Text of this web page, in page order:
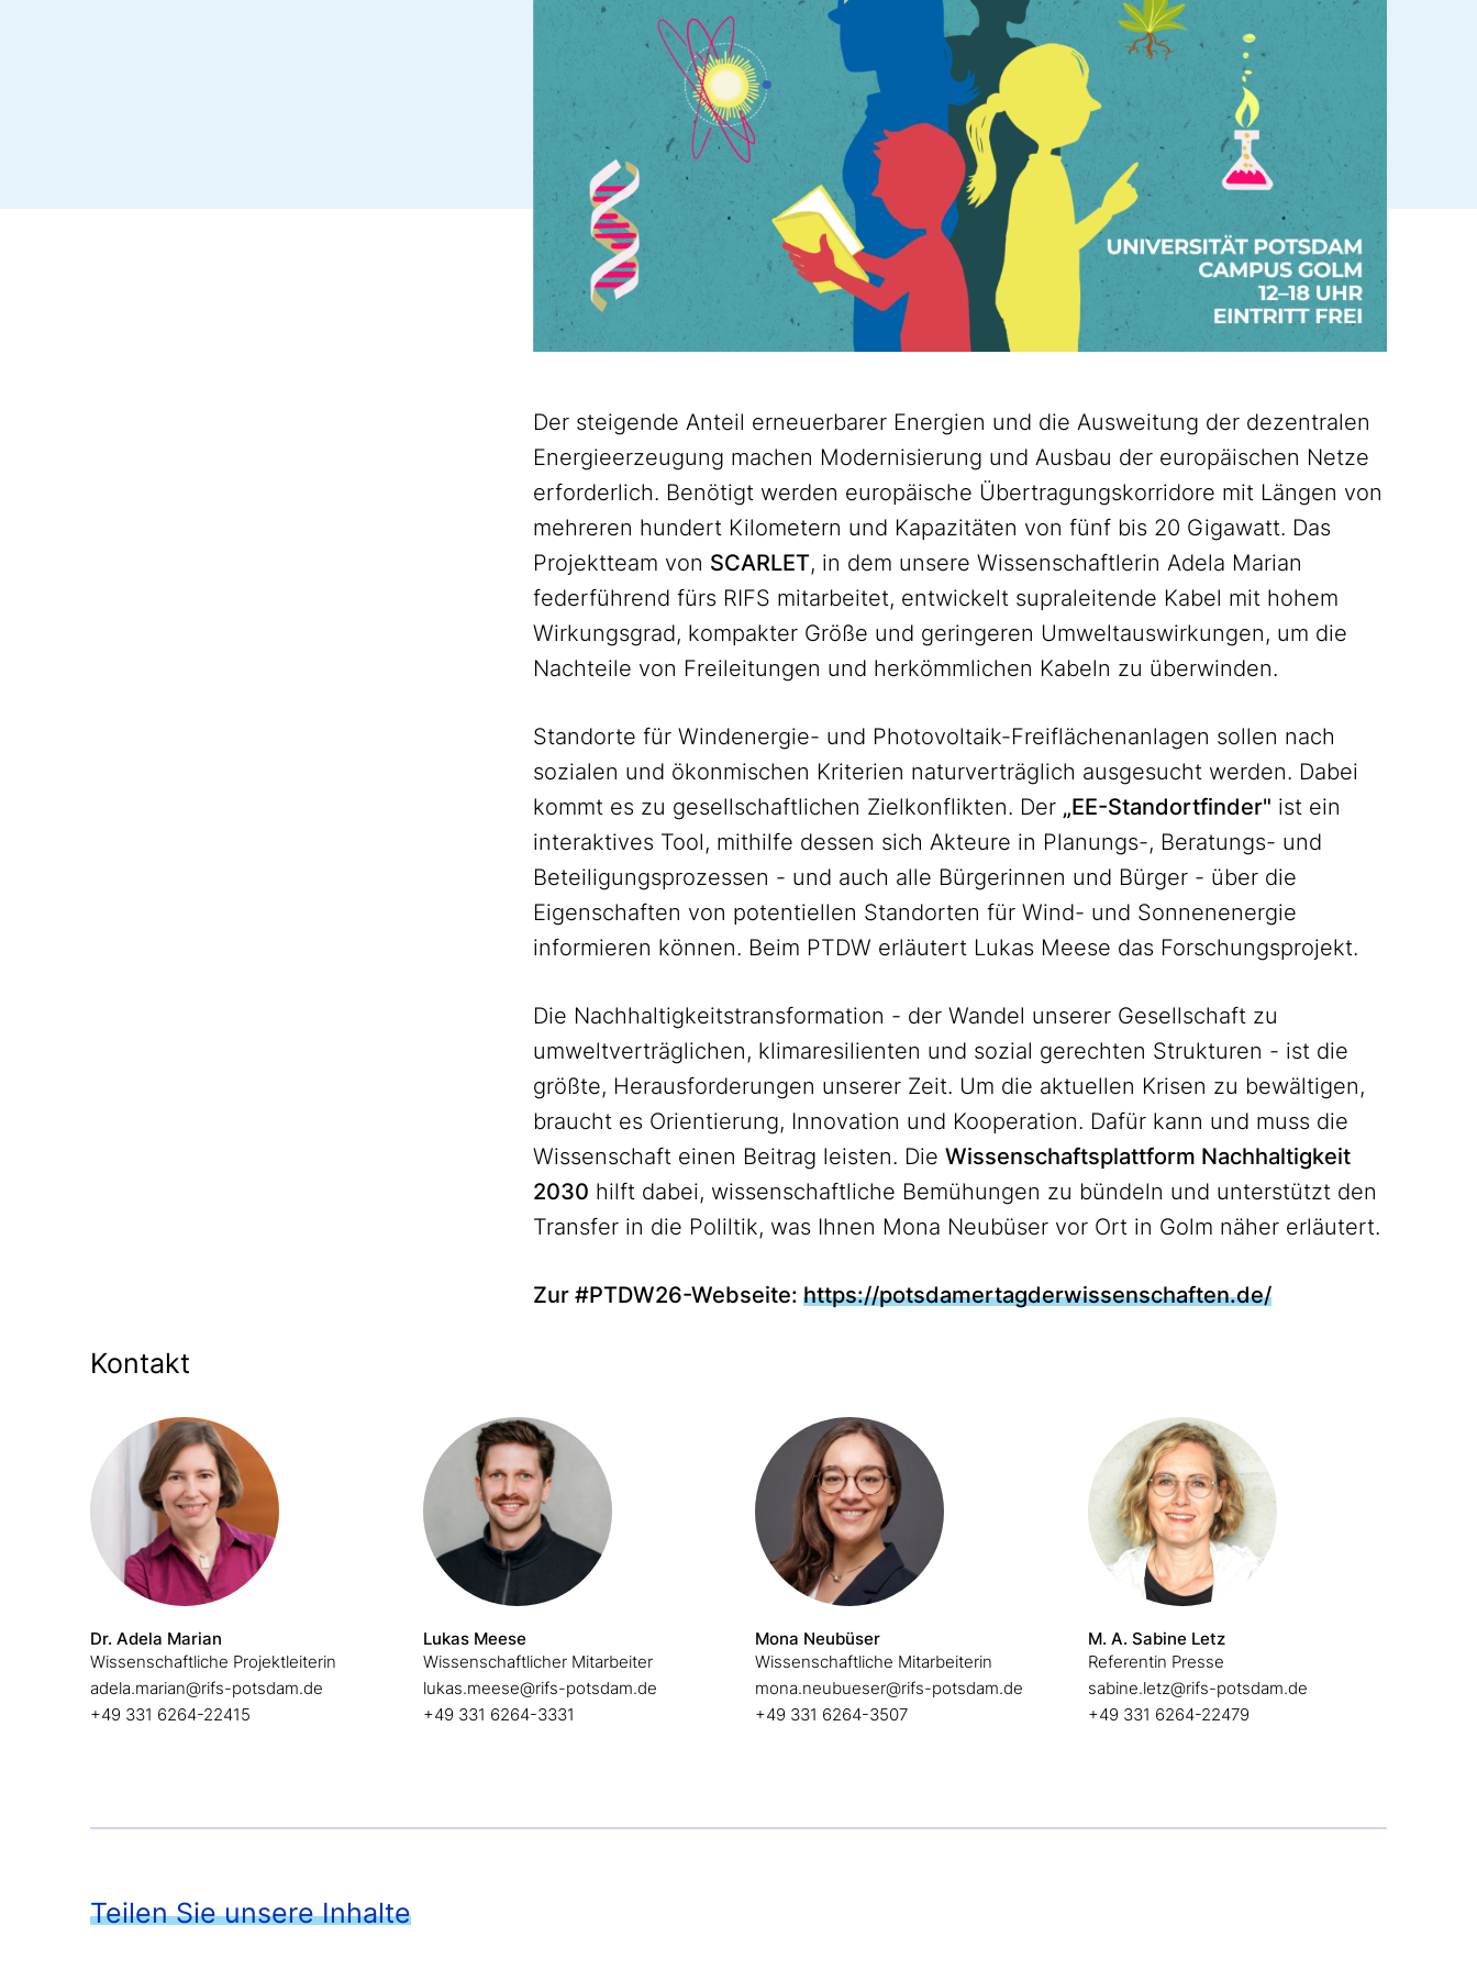
Der steigende Anteil erneuerbarer Energien und die Ausweitung der dezentralen
Energieerzeugung machen Modernisierung und Ausbau der europäischen Netze
erforderlich. Benötigt werden europäische Übertragungskorridore mit Längen von
mehreren hundert Kilometern und Kapazitäten von fünf bis 20 Gigawatt. Das
Projektteam von SCARLET, in dem unsere Wissenschaftlerin Adela Marian
federführend fürs RIFS mitarbeitet, entwickelt supraleitende Kabel mit hohem
Wirkungsgrad, kompakter Größe und geringeren Umweltauswirkungen, um die
Nachteile von Freileitungen und herkömmlichen Kabeln zu überwinden.
Standorte für Windenergie- und Photovoltaik-Freiflächenanlagen sollen nach
sozialen und ökonmischen Kriterien naturverträglich ausgesucht werden. Dabei
kommt es zu gesellschaftlichen Zielkonflikten. Der „EE-Standortfinder" ist ein
interaktives Tool, mithilfe dessen sich Akteure in Planungs-, Beratungs- und
Beteiligungsprozessen - und auch alle Bürgerinnen und Bürger - über die
Eigenschaften von potentiellen Standorten für Wind- und Sonnenenergie
informieren können. Beim PTDW erläutert Lukas Meese das Forschungsprojekt.
Die Nachhaltigkeitstransformation - der Wandel unserer Gesellschaft zu
umweltverträglichen, klimaresilienten und sozial gerechten Strukturen - ist die
größte, Herausforderungen unserer Zeit. Um die aktuellen Krisen zu bewältigen,
braucht es Orientierung, Innovation und Kooperation. Dafür kann und muss die
Wissenschaft einen Beitrag leisten. DieWissenschaftsplattform Nachhaltigkeit
2030 hilft dabei, wissenschaftliche Bemühungen zu bündeln und unterstützt den
Transfer in die Poliltik, was Ihnen Mona Neubüser vor Ort in Golm näher erläutert.
Zur #PTDW26-Webseite:https://potsdamertagderwissenschaften.de/
Kontakt
Dr. Adela Marian
Wissenschaftliche Projektleiterin
adela.marian@rifs-potsdam.de
+49 331 6264-22415
Lukas Meese
Wissenschaftlicher Mitarbeiter
lukas.meese@rifs-potsdam.de
+49 331 6264-3331
Mona Neubüser
Wissenschaftliche Mitarbeiterin
mona.neubueser@rifs-potsdam.de
+49 331 6264-3507
M. A. Sabine Letz
Referentin Presse
sabine.letz@rifs-potsdam.de
+49 331 6264-22479
Teilen Sie unsere Inhalte